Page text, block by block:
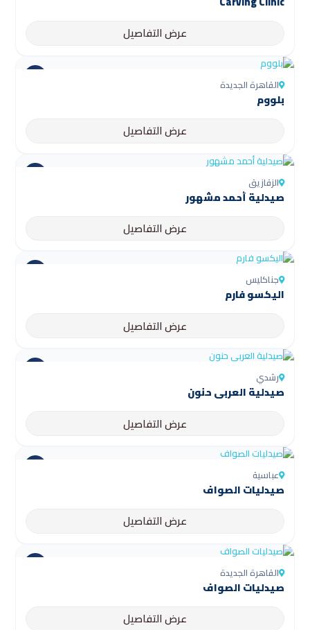
عرض التفاصيل
القاهرة الجديدة
بلووم
عرض التفاصيل
الزقازيق
صيدلية أحمد مشهور
عرض التفاصيل
جناكليس
اليكسو فارم
عرض التفاصيل
رشدي
صيدلية العربى حنون
عرض التفاصيل
عباسية
صيدليات الصواف
عرض التفاصيل
القاهرة الجديدة
صيدليات الصواف
عرض التفاصيل